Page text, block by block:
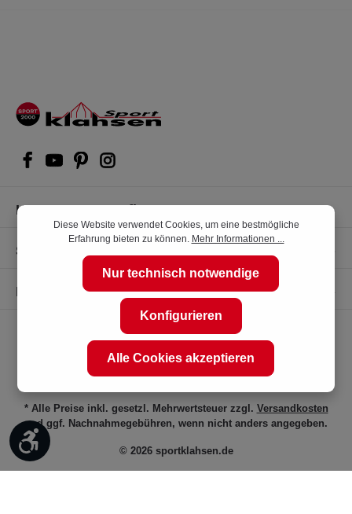
Kompetente Kaufberatung
Shop Service
Informationen
© 2026 sportklahsen.de
* Alle Preise inkl. gesetzl. Mehrwertsteuer zzgl. Versandkosten
und ggf. Nachnahmegebühren, wenn nicht anders angegeben.
Werkzeugleiste anzeigen
Diese Website verwendet Cookies, um eine bestmögliche
Erfahrung bieten zu können. Mehr Informationen ...
Nur technisch notwendige
Konfigurieren
Alle Cookies akzeptieren